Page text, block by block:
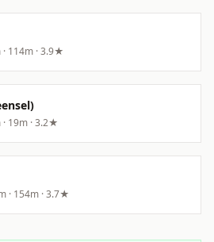
114m ·3.9★
19m ·3.2★
· 154m ·3.7★